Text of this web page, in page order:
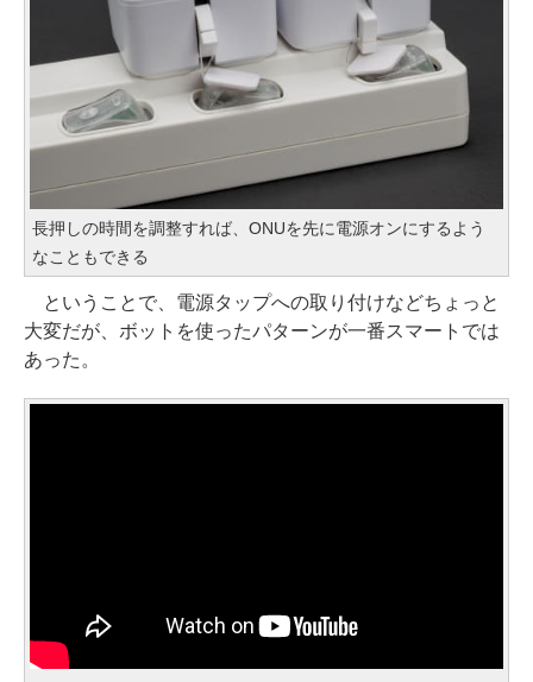
長押しの時間を調整すれば、ONUを先に電源オンにするよう
なこともできる
ということで、電源タップへの取り付けなどちょっと
大変だが、ボットを使ったパターンが一番スマートでは
あった。